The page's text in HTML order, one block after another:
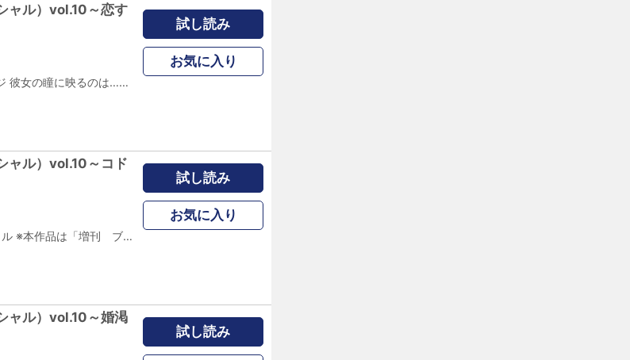
ャル）vol.10～恋す
妄想アニオタ女の驚愕生態36ページ 彼女の瞳に映るのは…？ ※本作品は「増刊 ブラック主婦ＳＰ（スペシャル） vol.10」に収録されています。
試し読み
お気に入り
ャル）vol.10～コド
独女が集まる理由…教えてア・ゲ・ル ※本作品は「増刊 ブラック主婦ＳＰ（スペシャル） vol.10」に収録されています。
試し読み
お気に入り
ャル）vol.10～婚渇
試し読み